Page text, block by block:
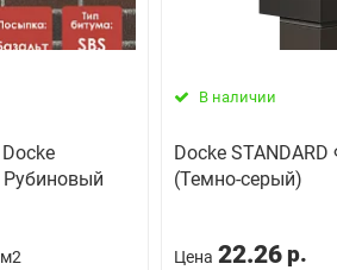
Рубиновый
В наличии
Docke
(Темно-серый)
Цена 22.26 р.